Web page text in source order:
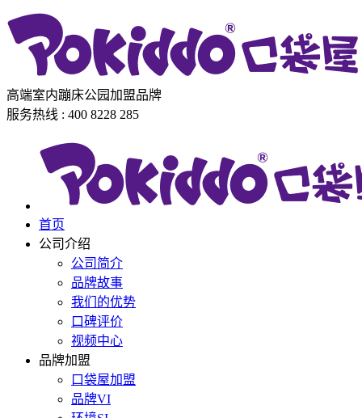
高端室内蹦床公园加盟品牌
服务热线 : 400 8228 285
首页
公司介绍
公司简介
品牌故事
我们的优势
口碑评价
视频中心
品牌加盟
口袋屋加盟
品牌VI